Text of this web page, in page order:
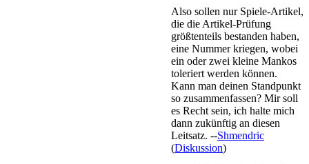
Also sollen nur Spiele-Artikel,
die die Artikel-Prüfung
größtenteils bestanden haben,
eine Nummer kriegen, wobei
ein oder zwei kleine Mankos
toleriert werden können.
Kann man deinen Standpunkt
so zusammenfassen? Mir soll
es Recht sein, ich halte mich
dann zukünftig an diesen
Leitsatz. --Shmendric
(Diskussion)